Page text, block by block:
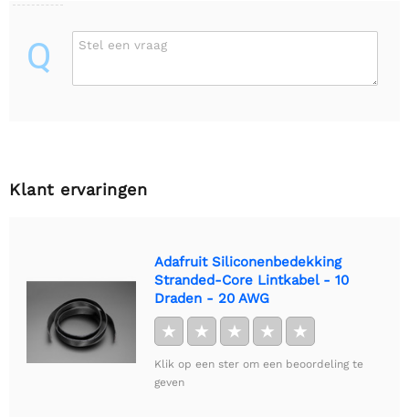
Q Stel een vraag
Klant ervaringen
Adafruit Siliconenbedekking
Stranded-Core Lintkabel - 10
Draden - 20 AWG
★ ★ ★ ★ ★
Klik op een ster om een beoordeling te
geven